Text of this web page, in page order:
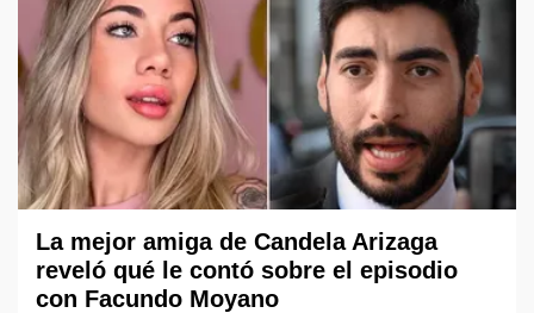
La mejor amiga de Candela Arizaga
reveló qué le contó sobre el episodio
con Facundo Moyano